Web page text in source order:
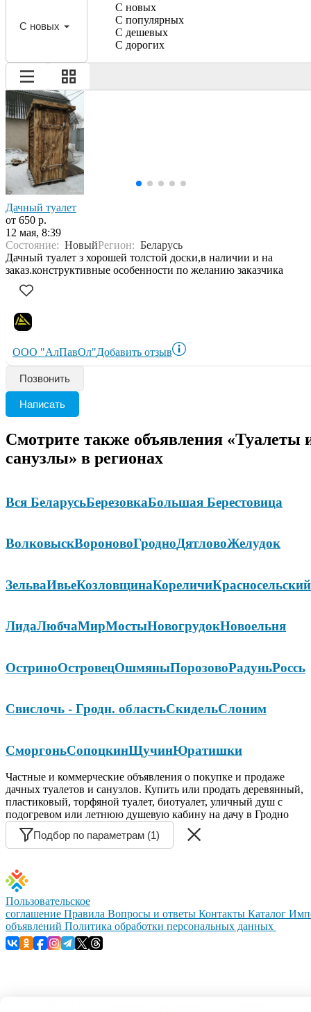
С новых
С новых
С популярных
С дешевых
С дорогих
Дачный туалет
от 650 р.
12 мая, 8:39
Состояние: НовыйРегион: Беларусь
Дачный туалет з хорошей толстой доски,в наличии и на
заказ.конструктивные особенности по желанию заказчика
ООО "АлПавОл"Добавить отзыв
Позвонить
Написать
Смотрите также объявления «Туалеты
санузлы» в регионах
Вся БеларусьБерезовкаБольшая Берестовица
ВолковыскВороновоГродноДятловоЖелудок
ЗельваИвьеКозловщинаКореличиКрасносельский
ЛидаЛюбчаМирМостыНовогрудокНовоельня
ОстриноОстровецОшмяныПорозовоРадуньРоссь
Свислочь - Гродн. областьСкидельСлоним
СморгоньСопоцкинЩучинЮратишки
Частные и коммерческие объявления о покупке и продаже
дачных туалетов и санузлов. Купить или продать деревянный,
пластиковый, торфяной туалет, биотуалет, уличный душ с
подогревом или летнюю душевую кабину на дачу в Гродно
Подбор по параметрам (1)
Пользовательское
соглашение Правила Вопросы и ответы Контакты Каталог
объявлений Политика обработки персональных данных